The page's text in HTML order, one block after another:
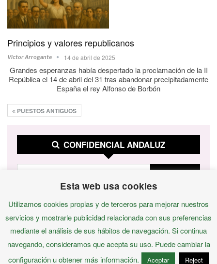
Principios y valores republicanos
Víctor Arrogante 14 de abril de 2025
Grandes esperanzas había despertado la proclamación de la II
República el 14 de abril del 31 tras abandonar precipitadamente
España el rey Alfonso de Borbón
PUESTOS ANTIGUOS
CONFIDENCIAL ANDALUZ
Esta web usa cookies
Utilizamos cookies propias y de terceros para mejorar nuestros
servicios y mostrarle publicidad relacionada con sus preferencias
mediante el análisis de sus hábitos de navegación. Si continua
navegando, consideramos que acepta su uso. Puede cambiar la
configuración u obtener más información.
Aceptar Reject